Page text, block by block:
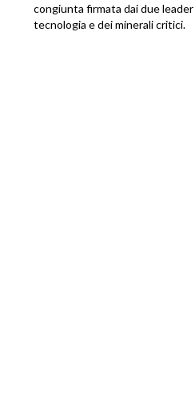
congiunta firmata dai due
tecnologia e dei minerali critici.